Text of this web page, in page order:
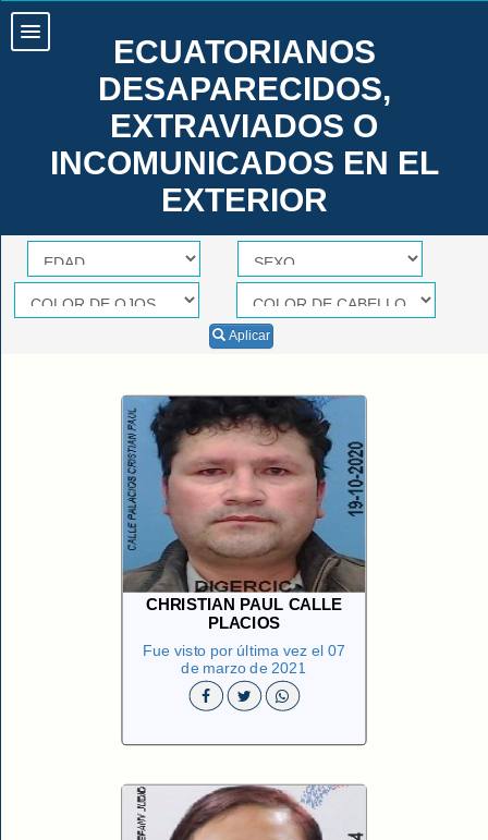
ECUATORIANOS
DESAPARECIDOS,
EXTRAVIADOS O
INCOMUNICADOS EN EL
EXTERIOR
Aplicar
CHRISTIAN PAUL CALLE
PLACIOS
Fue visto por última vez el 07
de marzo de 2021